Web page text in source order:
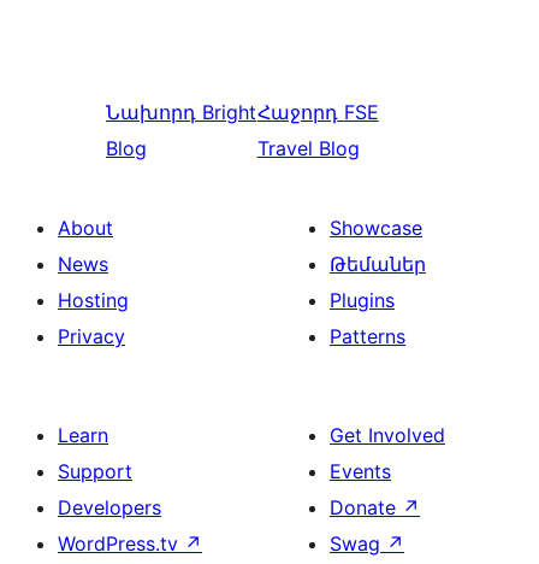
Նախորդ Bright
Blog
Հաջորդ FSE
Travel Blog
About
News
Hosting
Privacy
Showcase
Թեմաներ
Plugins
Patterns
Learn
Support
Developers
WordPress.tv ↗
Get Involved
Events
Donate ↗
Swag ↗